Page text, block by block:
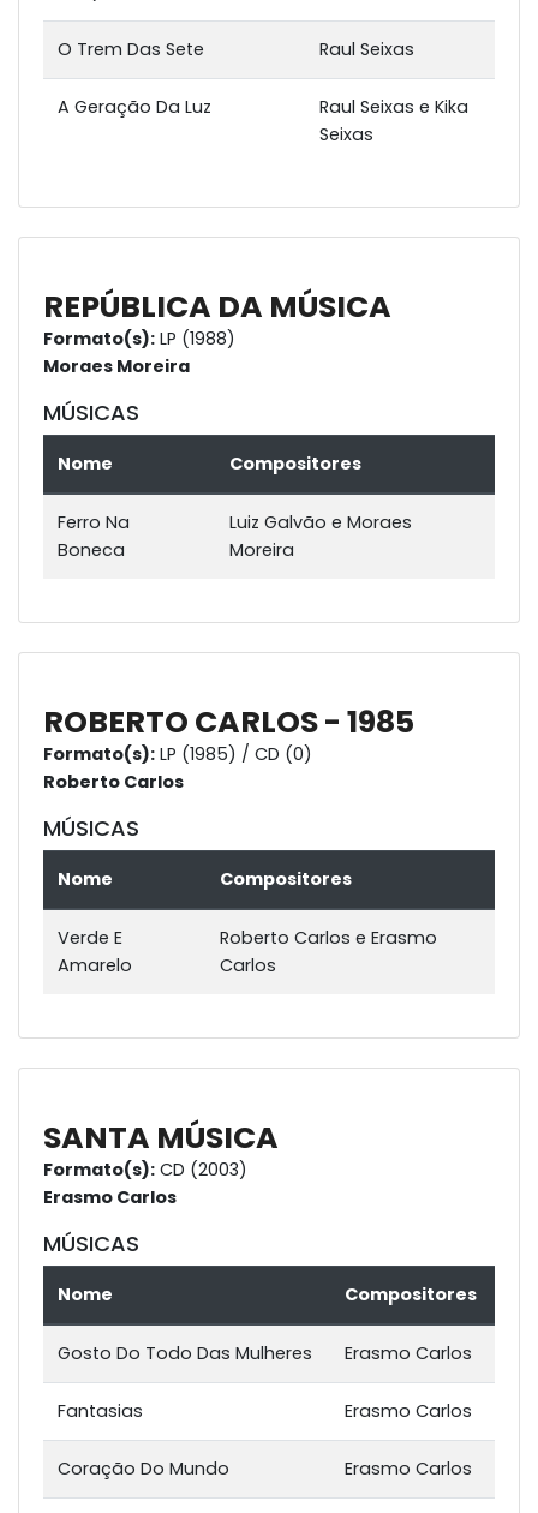
O Trem Das Sete Raul Seixas
A Geração Da Luz
Raul Seixas e Kika
Seixas
REPÚBLICA DA MÚSICA
Formato(s): LP (1988)
Moraes Moreira
MÚSICAS
Nome Compositores
Ferro Na
Boneca
Luiz Galvão e Moraes
Moreira
ROBERTO CARLOS - 1985
Formato(s): LP (1985) / CD (0)
Roberto Carlos
MÚSICAS
Nome Compositores
Verde E
Amarelo
Roberto Carlos e Erasmo
Carlos
SANTA MÚSICA
Formato(s): CD (2003)
Erasmo Carlos
MÚSICAS
Nome Compositores
Gosto Do Todo Das Mulheres Erasmo Carlos
Fantasias Erasmo Carlos
Coração Do Mundo Erasmo Carlos